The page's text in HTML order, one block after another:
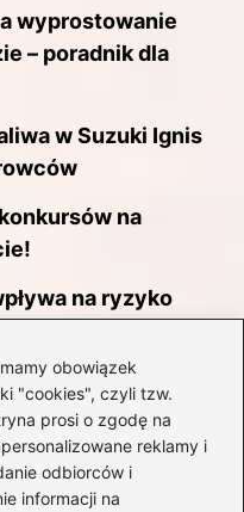
obowiązek
"cookies", czyli tzw.
prosi o zgodę na
reklamy i
odbiorców i
informacji na
wyprostowanie
– poradnik dla
w Suzuki Ignis
na
na ryzyko
na Krecie? Oto
odpowietrzenie
MK3